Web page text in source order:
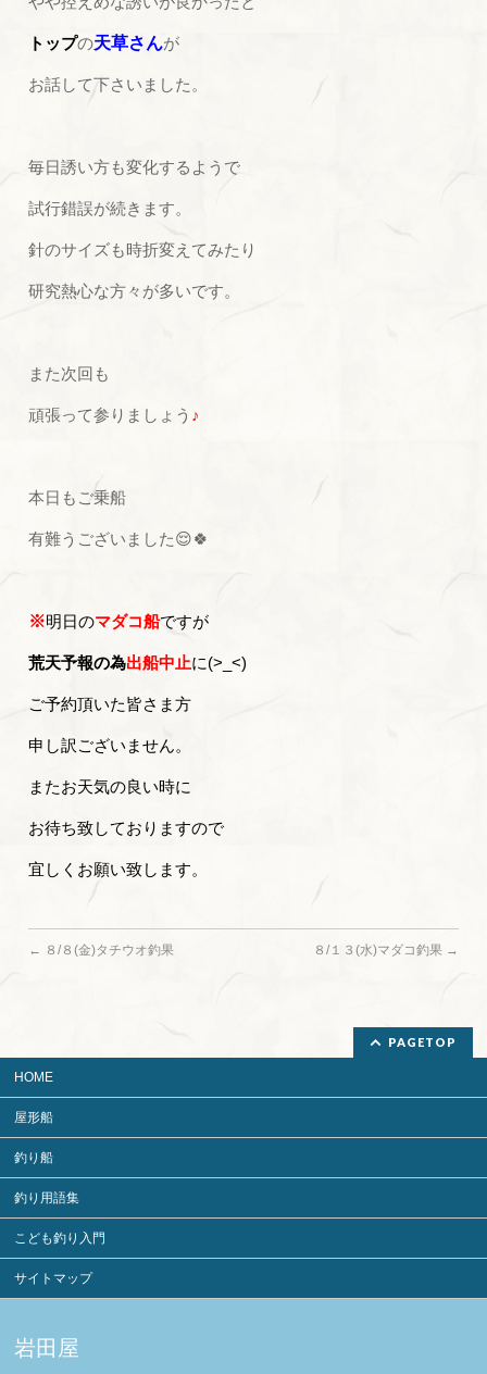
トップの天草さんが
お話して下さいました。
毎日誘い方も変化するようで
試行錯誤が続きます。
針のサイズも時折変えてみたり
研究熱心な方々が多いです。
また次回も
頑張って参りましょう ♪
本日もご乗船
有難うございました😌🍀
※明日のマダコ船ですが
荒天予報の為出船中止に(>_<)
ご予約頂いた皆さま方
申し訳ございません。
またお天気の良い時に
お待ち致しておりますので
宜しくお願い致します。
← ８/８(金)タチウオ釣果 ８/１３(水)マダコ釣果 →
PAGETOP
HOME
屋形船
釣り船
釣り用語集
こども釣り入門
サイトマップ
岩田屋